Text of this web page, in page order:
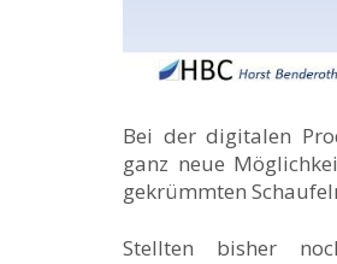
Bei der digitalen
ganz neue
gekrümmten
Stellten bisher